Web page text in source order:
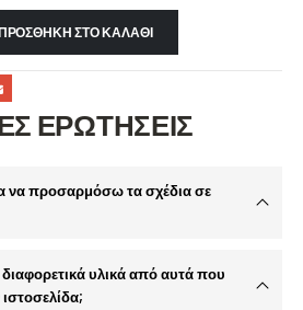
ΣΤΟ ΚΑΛΆΘΙ
ΕΡΩΤΗΣΕΙΣ
να προσαρμόσω τα σχέδια σε
υλικά από αυτά που